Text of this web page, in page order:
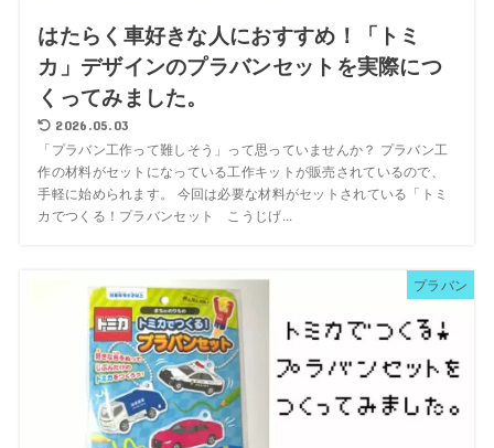
はたらく車好きな人におすすめ！「トミ
カ」デザインのプラバンセットを実際につ
くってみました。
2026.05.03
「プラバン工作って難しそう」って思っていませんか？ プラバン工
作の材料がセットになっている工作キットが販売されているので、
手軽に始められます。 今回は必要な材料がセットされている「トミ
カでつくる！プラバンセット こうじげ...
プラバン